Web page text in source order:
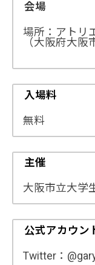
会場
場所：アトリ
（大阪府大阪
入場料
無料
主催
大阪市立大学
公式アカウン
Twitter：